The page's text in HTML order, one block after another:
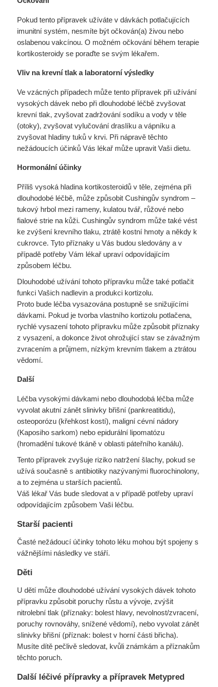
Pokud tento přípravek užíváte v dávkách potlačujících
imunitní systém, nesmíte být očkován(a) živou nebo
oslabenou vakcínou. O možném očkování během terapie
kortikosteroidy se poraďte se svým lékařem.
Vliv na krevní tlak a laboratorní výsledky
Ve vzácných případech může tento přípravek při užívání
vysokých dávek nebo při dlouhodobé léčbě zvyšovat
krevní tlak, zvyšovat zadržování sodíku a vody v těle
(otoky), zvyšovat vylučování draslíku a vápníku a
zvyšovat hladiny tuků v krvi. Při nápravě těchto
nežádoucích účinků Vás lékař může upravit Vaši dietu.
Hormonální účinky
Příliš vysoká hladina kortikosteroidů v těle, zejména při
dlouhodobé léčbě, může způsobit Cushingův syndrom –
tukový hrbol mezi rameny, kulatou tvář, růžové nebo
fialové strie na kůži. Cushingův syndrom může také vést
ke zvýšení krevního tlaku, ztrátě kostní hmoty a někdy k
cukrovce. Tyto příznaky u Vás budou sledovány a v
případě potřeby Vám lékař upraví odpovídajícím
způsobem léčbu.
Dlouhodobé užívání tohoto přípravku může také potlačit
funkci Vašich nadlevin a produkci kortizolu.
Proto bude léčba vysazována postupně se snižujícími
dávkami. Pokud je tvorba vlastního kortizolu potlačena,
rychlé vysazení tohoto přípravku může způsobit příznaky
z vysazení, a dokonce život ohrožující stav se závažným
zvracením a průjmem, nízkým krevním tlakem a ztrátou
vědomí.
Další
Léčba vysokými dávkami nebo dlouhodobá léčba může
vyvolat akutní zánět slinivky břišní (pankreatitidu),
osteoporózu (křehkost kostí), maligní cévní nádory
(Kaposiho sarkom) nebo epidurální lipomatózu
(hromadění tukové tkáně v oblasti páteřního kanálu).
Tento přípravek zvyšuje riziko natržení šlachy, pokud se
užívá současně s antibiotiky nazývanými fluorochinolony,
a to zejména u starších pacientů.
Váš lékař Vás bude sledovat a v případě potřeby upraví
odpovídajícím způsobem Vaši léčbu.
Starší pacienti
Časté nežádoucí účinky tohoto léku mohou být spojeny s
vážnějšími následky ve stáří.
Děti
U dětí může dlouhodobé užívání vysokých dávek tohoto
přípravku způsobit poruchy růstu a vývoje, zvýšit
nitrolební tlak (příznaky: bolest hlavy, nevolnost/zvracení,
poruchy rovnováhy, snížené vědomí), nebo vyvolat zánět
slinivky břišní (příznak: bolest v horní části břicha).
Musíte dítě pečlivě sledovat, kvůli známkám a příznakům
těchto poruch.
Další léčivé přípravky a přípravek Metypred